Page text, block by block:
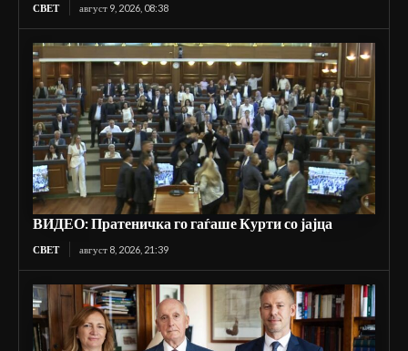
СВЕТ август 9, 2026, 08:38
ВИДЕО: Пратеничка го гаѓаше Курти со јајца
СВЕТ август 8, 2026, 21:39